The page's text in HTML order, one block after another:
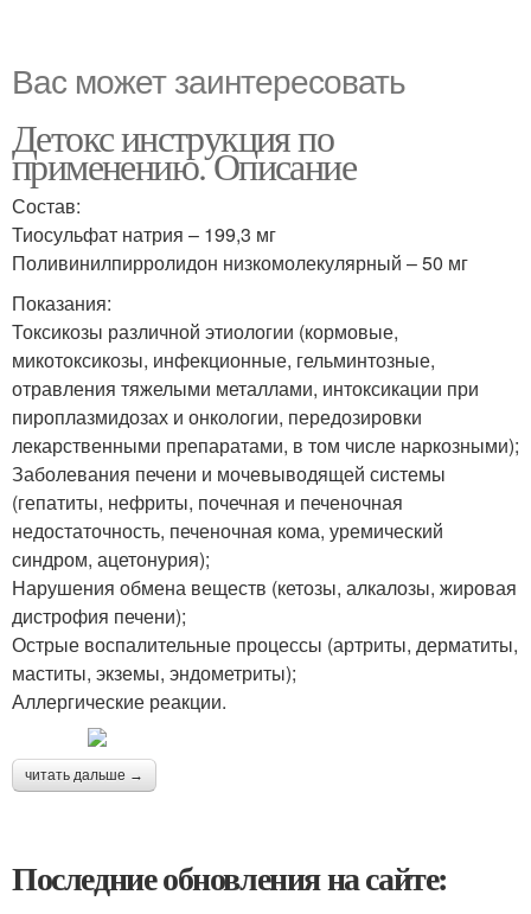
Вас может заинтересовать
Детокс инструкция по
применению. Описание
Состав:
Тиосульфат натрия – 199,3 мг
Поливинилпирролидон низкомолекулярный – 50 мг
Показания:
Токсикозы различной этиологии (кормовые,
микотоксикозы, инфекционные, гельминтозные,
отравления тяжелыми металлами, интоксикации при
пироплазмидозах и онкологии, передозировки
лекарственными препаратами, в том числе наркозными);
Заболевания печени и мочевыводящей системы
(гепатиты, нефриты, почечная и печеночная
недостаточность, печеночная кома, уремический
синдром, ацетонурия);
Нарушения обмена веществ (кетозы, алкалозы, жировая
дистрофия печени);
Острые воспалительные процессы (артриты, дерматиты,
маститы, экземы, эндометриты);
Аллергические реакции.
читать дальше →
Последние обновления на сайте: